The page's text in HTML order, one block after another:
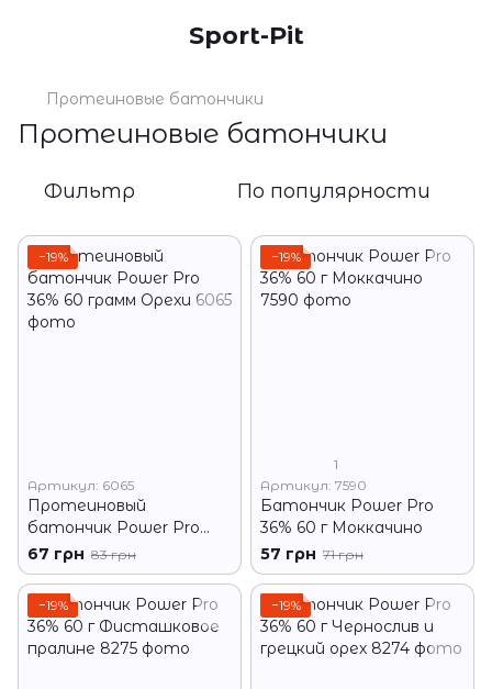
Sport-Pit
Протеиновые батончики
Протеиновые батончики
Фильтр По популярности
−19%
Артикул: 6065
Протеиновый
батончик Power Pro
36% 60 грамм Орехи
67 грн 83 грн
−19%
1
Артикул: 7590
Батончик Power Pro
36% 60 г Моккачино
57 грн 71 грн
−19% −19%